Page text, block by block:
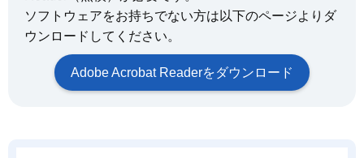
ソフトウェアをお持ちでない方は以下のページよりダ
ウンロードしてください。
Adobe Acrobat Readerをダウンロード